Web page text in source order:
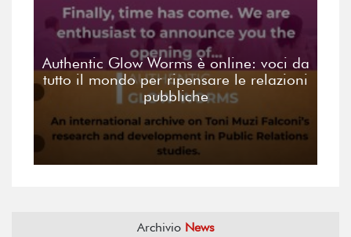
Authentic Glow Worms è online: voci da
tutto il mondo per ripensare le relazioni
pubbliche
Archivio News